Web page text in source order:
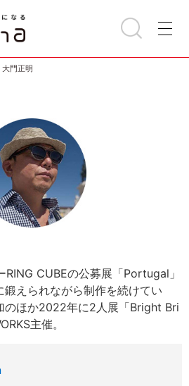
大門正明
RING CUBEの公募展「Portugal」
えられながら制作を続けてい
のほか2022年に2人展「Bright Bri
主催。